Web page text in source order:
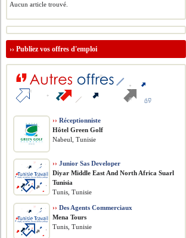
Aucun article trouvé.
››Publiez vos offres d'emploi
›› Réceptionniste
Hôtel Green Golf
Nabeul, Tunisie
›› Junior Sas Developer
Diyar Middle East And North Africa Suarl
Tunisia
Tunis, Tunisie
›› Des Agents Commerciaux
Mena Tours
Tunis, Tunisie